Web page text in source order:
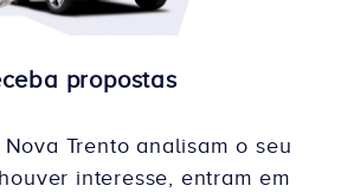
propostas
Trento analisam o seu
interesse, entram em